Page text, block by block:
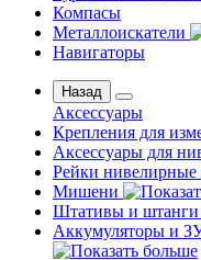
Компасы
Металлоискатели
Навигаторы
Назад
Аксессуары
Крепления для
Аксессуары для
Рейки нивелирные
Мишени
Штативы и штанги
Аккумуляторы и